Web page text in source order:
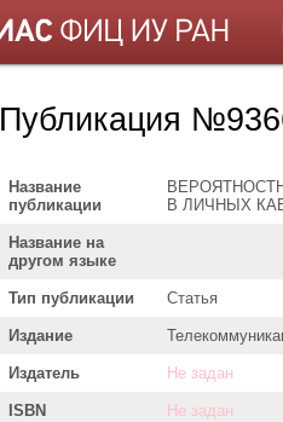
Публикация
Название
публикации
В ЛИЧНЫХ
Название на
другом языке
Тип публикации Статья
Издание
Издатель Не задан
ISBN Не задан